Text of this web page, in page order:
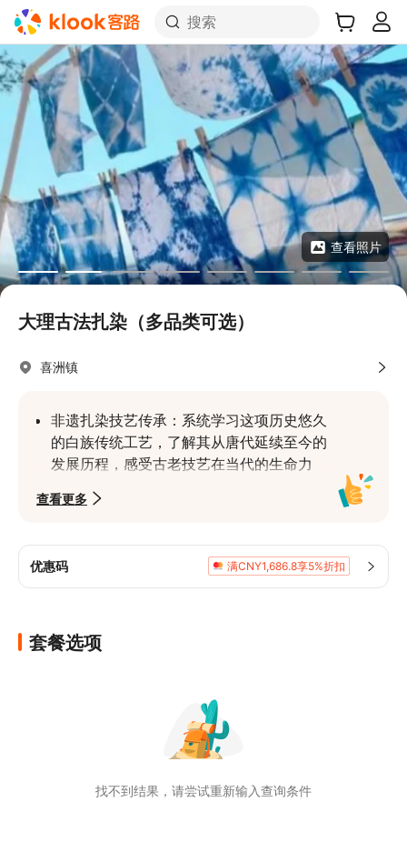
搜索
查看照片
大理古法扎染（多品类可选）
喜洲镇
非遗扎染技艺传承：系统学习这项历史悠久
的白族传统工艺，了解其从唐代延续至今的
发展历程，感受古老技艺在当代的生命力
创意图案自由设计：通过折叠、捆扎、缝合
天然植物染料制作：使用板蓝根等植物制作
的天然染料，不仅色彩古朴典雅，而且环保
传统技法系统学习：从布料选择、图案设计
实用扎染作品制作：完成的扎染作品可以是
方巾、服饰等日常用品，既美观又实用，让
传统工艺融入现代生活
查看更多
优惠码 满CNY1,686.8享5%折扣
套餐选项
找不到结果，请尝试重新输入查询条件